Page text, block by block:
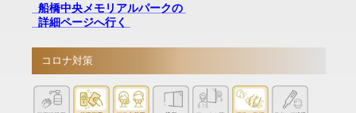
船橋中央メモリアルパークの
詳細ページへ行く
コロナ対策